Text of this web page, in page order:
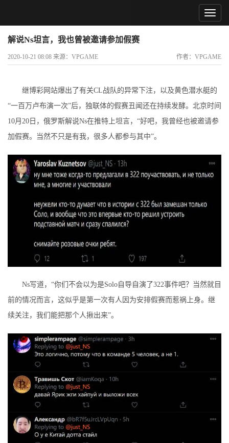
解说Ns坦言，我也曾被邀请参加假赛
2020-10-21 08:08 来源：VPGAME 作者：VPGAME
继博彩网站爆出了有关CL战队的异常下注，以及黄色潜水艇的
“一百万卢布演一次”后，独联体的假赛丑闻还在持续发酵。北京时间
10月20日，俄罗斯解说Ns在推特上坦言，“好吧，我曾经也被邀请参
加假赛。当然不只是有我，很多人都参与其中”。
Ns写道，“你们不会以为是Solo自导自演了322事件吧？当然就目
前的情况而言，这似乎是第一次有人因为安排假赛而惹祸上身。继
续关注，我们能把那个人揪出来”。